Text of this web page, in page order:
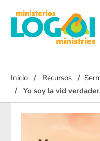
Inicio Recursos
Yo soy la vid